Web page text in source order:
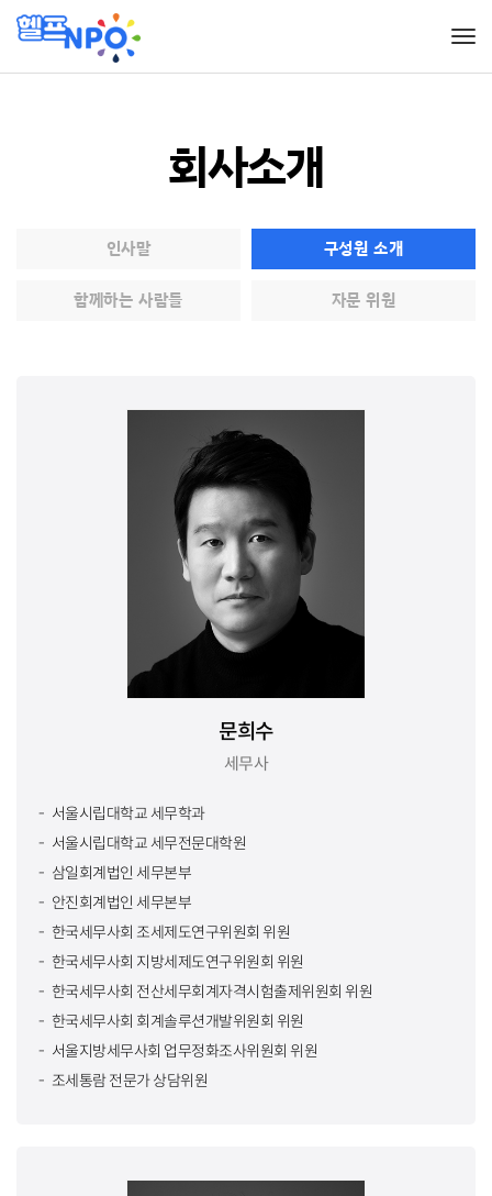
회사소개
인사말 구성원 소개
함께하는 사람들 자문 위원
문희수
세무사
서울시립대학교 세무학과
서울시립대학교 세무전문대학원
삼일회계법인 세무본부
안진회계법인 세무본부
한국세무사회 조세제도연구위원회 위원
한국세무사회 지방세제도연구위원회 위원
한국세무사회 전산세무회계자격시험출제위원회 위원
한국세무사회 회계솔루션개발위원회 위원
서울지방세무사회 업무정화조사위원회 위원
조세통람 전문가 상담위원